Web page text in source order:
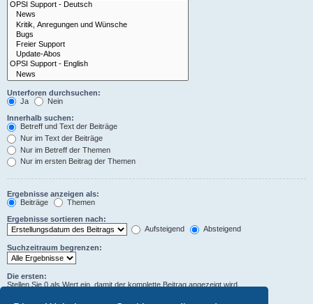
Unterforen durchsuchen:
Ja
Nein
Innerhalb suchen:
Betreff und Text der Beiträge
Nur im Text der Beiträge
Nur im Betreff der Themen
Nur im ersten Beitrag der Themen
Ergebnisse anzeigen als:
Beiträge
Themen
Ergebnisse sortieren nach:
Aufsteigend
Absteigend
Suchzeitraum begrenzen:
Die ersten:
Stellen Sie 0 als Wert ein, damit der komplette Beitrag angezeigt wird.